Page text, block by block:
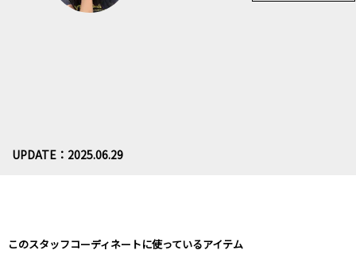
UPDATE：2025.06.29
このスタッフコーディネートに使っているアイテム